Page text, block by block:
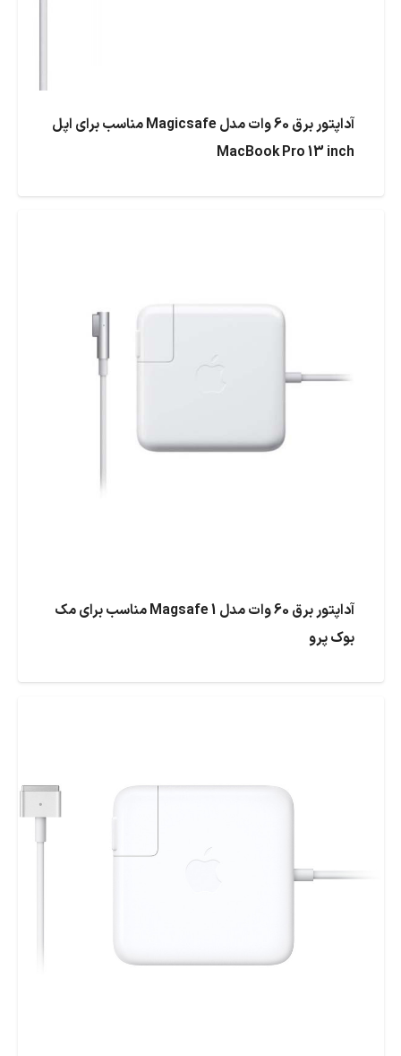
آداپتور برق 60 وات مدل Magicsafe مناسب برای اپل
MacBook Pro 13 inch
آداپتور برق 60 وات مدل Magsafe 1 مناسب برای مک
بوک پرو